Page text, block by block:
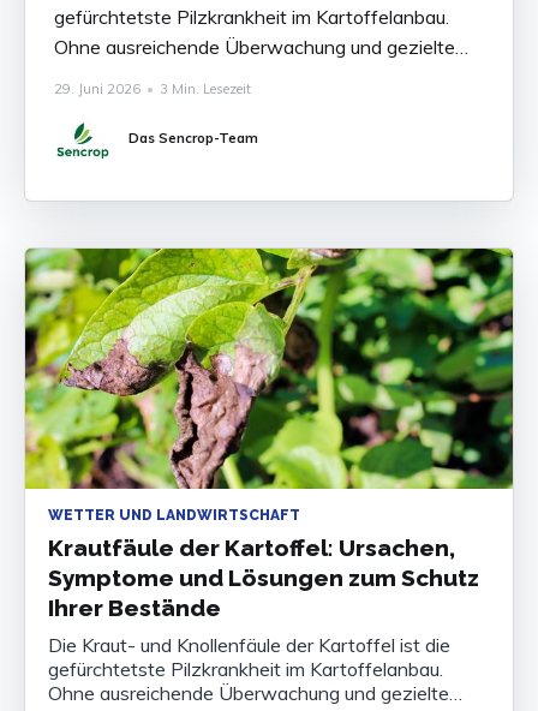
gefürchtetste Pilzkrankheit im Kartoffelanbau.
Ohne ausreichende Überwachung und gezielte
kennen, ihre Symptome zu erkennen und ihr
Auftreten rechtzeitig vorherzusagen ist heute
unverzichtbar, um Ihre Bestände abzusichern.
29. Juni 2026 • 3 Min. Lesezeit
Das Sencrop-Team
WETTER UND LANDWIRTSCHAFT
Krautfäule der Kartoffel: Ursachen,
Symptome und Lösungen zum Schutz
Ihrer Bestände
Die Kraut- und Knollenfäule der Kartoffel ist die
gefürchtetste Pilzkrankheit im Kartoffelanbau.
Ohne ausreichende Überwachung und gezielte